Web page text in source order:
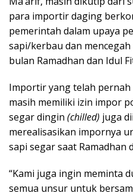
para importir daging
pemerintah dalam upaya
sapi/kerbau dan
bulan Ramadhan dan Idul
Importir yang telah
masih memiliki izin impor
segar dingin (chilled) juga
merealisasikan impornya
sapi segar saat Ramadhan
“Kami juga ingin meminta
semua unsur untuk